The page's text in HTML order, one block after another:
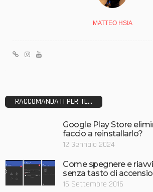
MATTEO HSIA
RACCOMANDATI PER TE...
Google Play Store
faccio a reinstallarlo?
12 Gennaio 2024
Come spegnere e
senza tasto di
16 Settembre 2016